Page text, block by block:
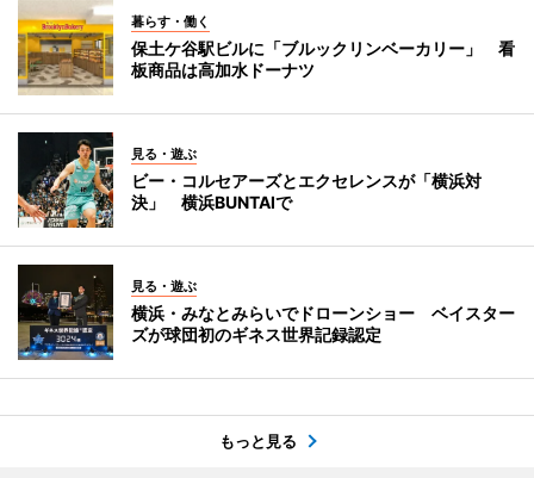
暮らす・働く
保土ケ谷駅ビルに「ブルックリンベーカリー」 看
板商品は高加水ドーナツ
見る・遊ぶ
ビー・コルセアーズとエクセレンスが「横浜対
決」 横浜BUNTAIで
見る・遊ぶ
横浜・みなとみらいでドローンショー ベイスター
ズが球団初のギネス世界記録認定
もっと見る